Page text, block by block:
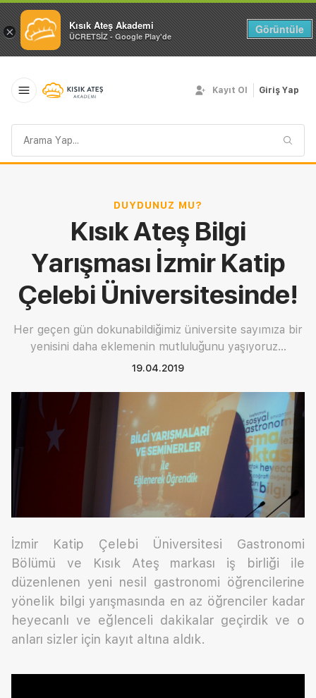
× Kısık Ateş Akademi
ÜCRETSİZ - Google Play'de
Görüntüle
sorgusu
Kayıt Ol Giriş Yap
DUYDUNUZ MU?
Kısık Ateş Bilgi
Yarışması İzmir Katip
Çelebi Üniversitesinde!
Her geçen gün dokunabildiğimiz üniversite sayımıza bir
yenisini daha eklemenin mutluluğunu yaşıyoruz...
19.04.2019
İzmir Katip Çelebi Üniversitesi Gastronomi
Bölümü ve Kısık Ateş markası iş birliği ile
düzenlenen yeni nesil gastronomi öğrencilerine
yönelik bilgi yarışmasında en az öğrenciler kadar
heyecanlı ve eğlenceli dakikalar geçirdik ve o
anları sizler için kayıt altına aldık.